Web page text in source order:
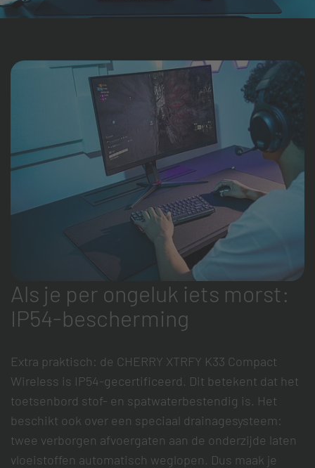
Als je per ongeluk iets morst:
IP54-bescherming
Extra praktisch: de CHERRY XTRFY K33 Compact
Wireless is IP54-gecertificeerd. Dit betekent dat het
toetsenbord stof- en spatwaterbestendig is. Het
beschikt ook over een speciaal drainagesysteem:
twee verborgen afvoergaten aan de onderzijde laten
vloeistoffen automatisch weglopen. Dus maak je